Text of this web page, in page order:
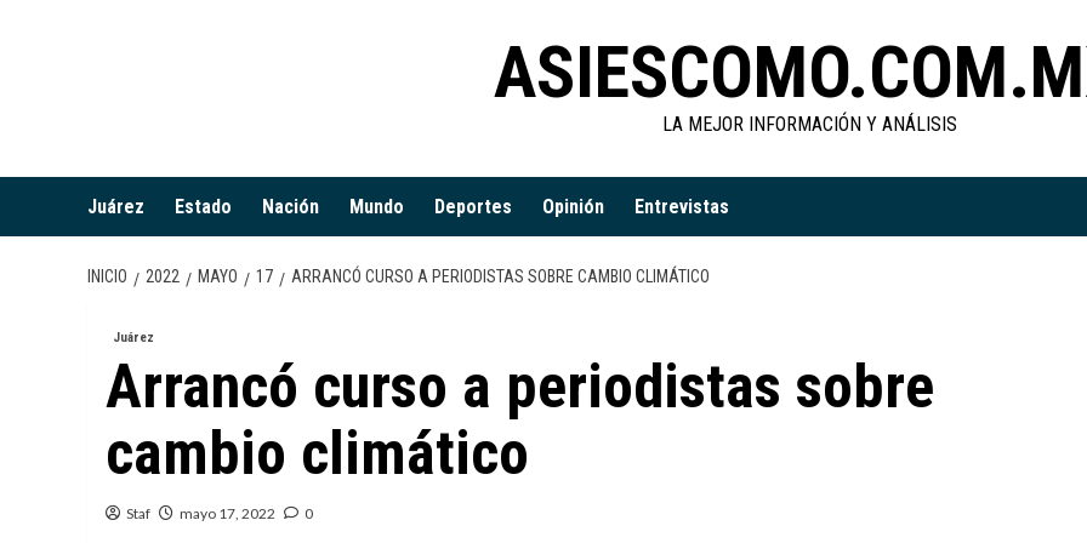
LA MEJOR INFORMACIÓN Y ANÁLISIS
Juárez Estado Nación Mundo Deportes Opinión Entrevistas
INICIO 2022 MAYO 17 ARRANCÓ CURSO A PERIODISTAS SOBRE CAMBIO CLIMÁTICO
Juárez
Arrancó curso a periodistas sobre
cambio climático
Staf mayo 17, 2022 0